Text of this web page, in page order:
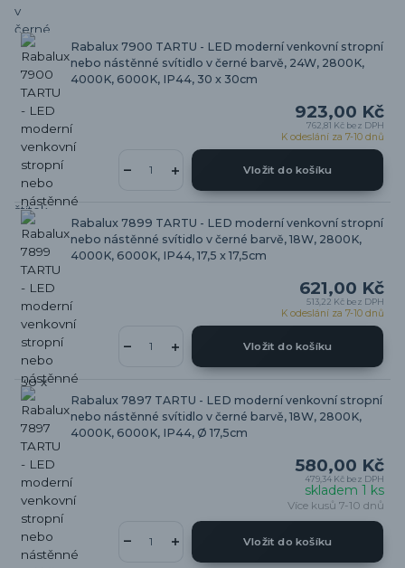
Rabalux 7900 TARTU - LED moderní venkovní stropní
nebo nástěnné svítidlo v černé barvě, 24W, 2800K,
4000K, 6000K, IP44, 30 x 30cm
923,00 Kč
762,81 Kč bez DPH
K odeslání za 7-10 dnů
Vložit do košíku
Rabalux 7899 TARTU - LED moderní venkovní stropní
nebo nástěnné svítidlo v černé barvě, 18W, 2800K,
4000K, 6000K, IP44, 17,5 x 17,5cm
621,00 Kč
513,22 Kč bez DPH
K odeslání za 7-10 dnů
Vložit do košíku
Rabalux 7897 TARTU - LED moderní venkovní stropní
nebo nástěnné svítidlo v černé barvě, 18W, 2800K,
4000K, 6000K, IP44, Ø 17,5cm
580,00 Kč
479,34 Kč bez DPH
skladem 1 ks
Více kusů 7-10 dnů
Vložit do košíku